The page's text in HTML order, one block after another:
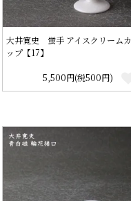
大井寛史 蛍手 アイスクリームカ
ップ【17】
5,500円(税500円)